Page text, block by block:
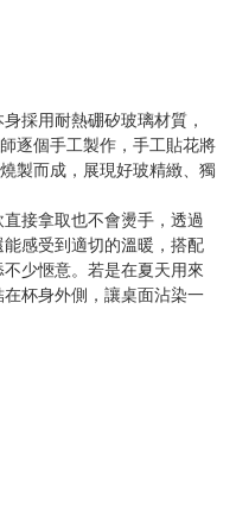
採用耐熱硼矽玻璃材質，
逐個手工製作，手工貼花將
製而成，展現好玻精緻、獨
接拿取也不會燙手，透過
感受到適切的溫暖，搭配
少愜意。若是在夏天用來
杯身外側，讓桌面沾染一